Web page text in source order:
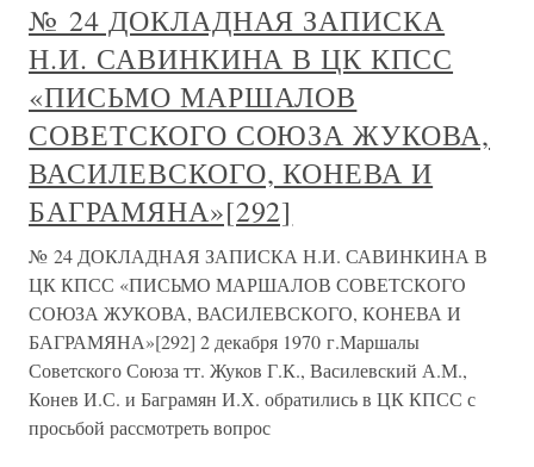
№ 24 ДОКЛАДНАЯ ЗАПИСКА
Н.И. САВИНКИНА В ЦК КПСС
«ПИСЬМО МАРШАЛОВ
СОВЕТСКОГО СОЮЗА ЖУКОВА,
ВАСИЛЕВСКОГО, КОНЕВА И
БАГРАМЯНА»[292]
№ 24 ДОКЛАДНАЯ ЗАПИСКА Н.И. САВИНКИНА В
ЦК КПСС «ПИСЬМО МАРШАЛОВ СОВЕТСКОГО
СОЮЗА ЖУКОВА, ВАСИЛЕВСКОГО, КОНЕВА И
БАГРАМЯНА»[292] 2 декабря 1970 г.Маршалы
Советского Союза тт. Жуков Г.К., Василевский А.М.,
Конев И.С. и Баграмян И.Х. обратились в ЦК КПСС с
просьбой рассмотреть вопрос